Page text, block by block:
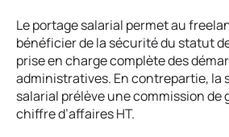
Le portage salarial permet au
bénéficier de la sécurité du statut
prise en charge complète des
administratives. En contrepartie, la
salarial prélève une commission de
chiffre d’affaires HT.